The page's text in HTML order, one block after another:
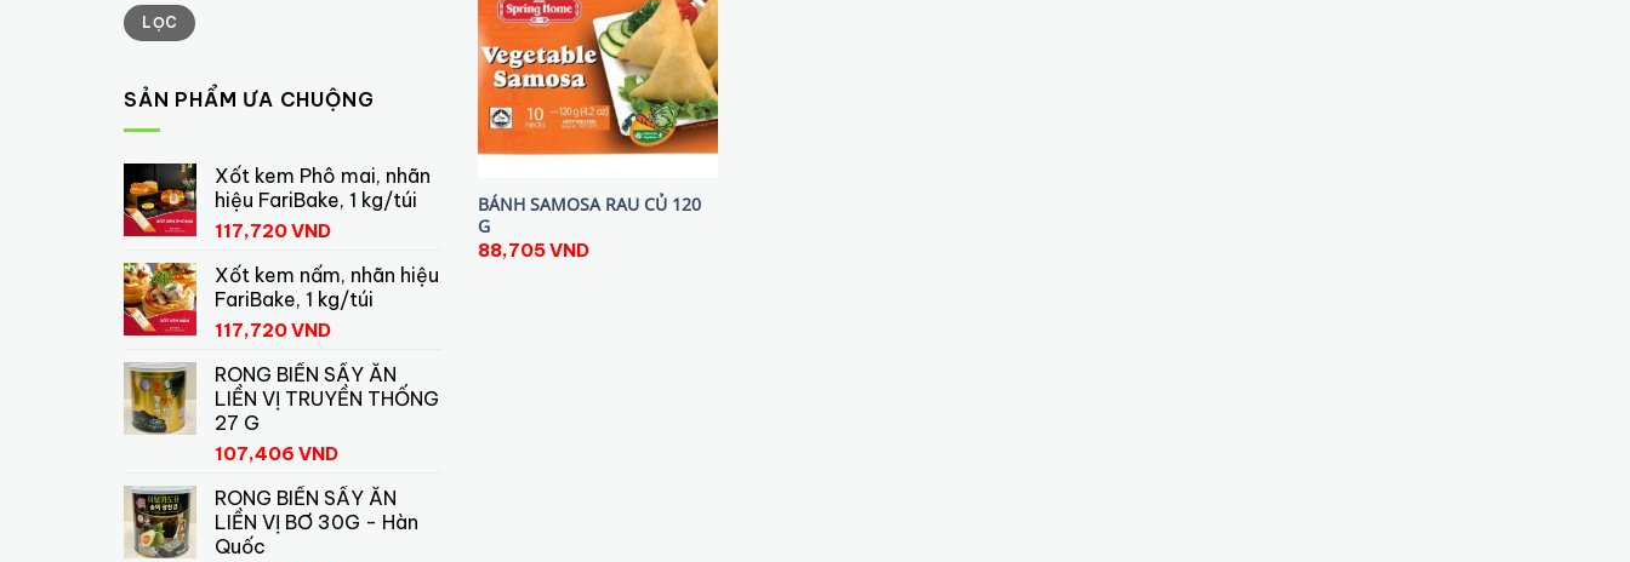
Giá
tối
thiểu
Giá
tối
đa
LỌC
SẢN PHẨM ƯA CHUỘNG
Xốt kem Phô mai, nhãn
hiệu FariBake, 1 kg/túi
117,720VND
Xốt kem nấm, nhãn hiệu
FariBake, 1 kg/túi
117,720VND
RONG BIỂN SẤY ĂN
LIỀN VỊ TRUYỀN THỐNG
27 G
107,406 VND
RONG BIỂN SẤY ĂN
LIỀN VỊ BƠ 30G - Hàn
Quốc
BÁNH SAMOSA RAU CỦ 120
G
88,705VND